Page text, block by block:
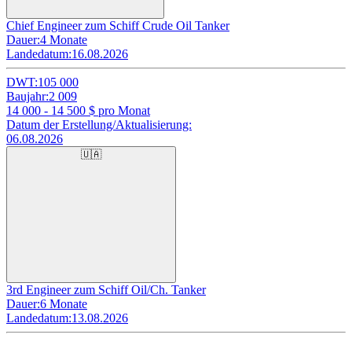
Chief Engineer zum Schiff Crude Oil Tanker
Dauer:4 Monate
Landedatum:16.08.2026
DWT:105 000
Baujahr:2 009
14 000 - 14 500 $ pro Monat
Datum der Erstellung/Aktualisierung:
06.08.2026
🇺🇦
3rd Engineer zum Schiff Oil/Ch. Tanker
Dauer:6 Monate
Landedatum:13.08.2026